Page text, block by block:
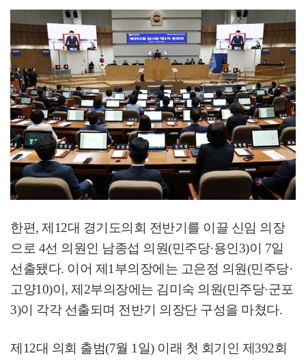
한편, 제12대 경기도의회 전반기를 이끌 신임 의장
으로 4선 의원인 남종섭 의원(민주당·용인3)이 7일
선출됐다. 이어 제1 부의장에는 고은정 의원(민주당·
고양10)이, 제2부의장에는 김미숙 의원(민주당·군포
3)이 각각 선출되며 전반기 의장단 구성을 마쳤다.
제12대 의회 출범(7월 1 일) 이래 첫 회기인 제392회